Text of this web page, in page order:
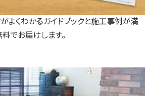
よくわかるガイドブックと施工事例が満
でお届けします。